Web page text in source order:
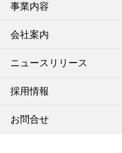
事業内容
会社案内
ニュースリリース
採用情報
お問合せ